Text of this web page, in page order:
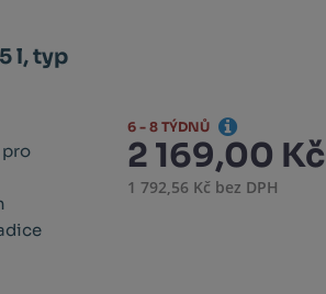
l, typ
pro
6 - 8 TÝDNŮ
2 169,00 Kč
1 792,56 Kč bez DPH